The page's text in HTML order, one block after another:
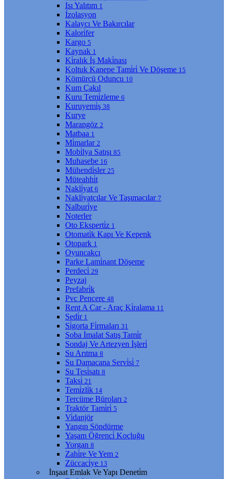
Isı Yalıtım 1
İzolasyon
Kalaycı Ve Bakırcılar
Kalori̇fer
Kargo 5
Kaynak 1
Ki̇ralık İş Maki̇nası
Koltuk Kanepe Tami̇ri̇ Ve Döşeme 15
Kömürcü Oduncu 10
Kum Çakıl
Kuru Temi̇zleme 6
Kuruyemi̇ş 38
Kurye
Marangöz 2
Matbaa 1
Mi̇marlar 2
Mobi̇lya Satışı 85
Muhasebe 16
Mühendi̇sler 25
Müteahhi̇t
Nakli̇yat 6
Nakli̇yatçılar Ve Taşımacılar 7
Nalburi̇ye
Noterler
Oto Eksperti̇z 1
Otomati̇k Kapı Ve Kepenk
Otopark 1
Oyuncakçı
Parke Lami̇nant Döşeme
Perdeci̇ 29
Peyzaj
Prefabri̇k
Pvc Pencere 48
Rent A Car - Araç Ki̇ralama 11
Sedi̇r 1
Si̇gorta Fi̇rmaları 31
Soba İmalat Satış Tami̇r
Sondaj Ve Artezyen İşleri̇
Su Arıtma 8
Su Damacana Servi̇si̇ 7
Su Tesi̇satı 8
Taksi̇ 21
Temi̇zli̇k 14
Tercüme Büroları 2
Traktör Tami̇ri̇ 5
Vi̇danjör
Yangın Söndürme
Yaşam Öğrenci̇ Koçluğu
Yorgan 8
Zahi̇re Ve Yem 2
Züccaci̇ye 13
İnşaat Emlak Ve Yapı Deneti̇m